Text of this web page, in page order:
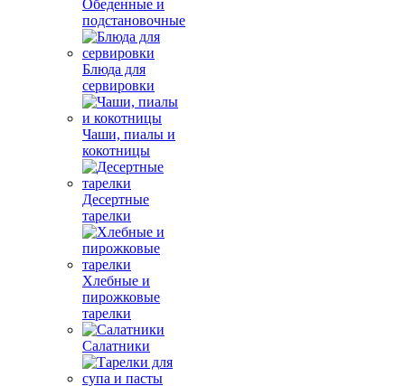
Обеденные и
подстановочные
Блюда для
сервировки
Чаши, пиалы и
кокотницы
Десертные
тарелки
Хлебные и
пирожковые
тарелки
Салатники